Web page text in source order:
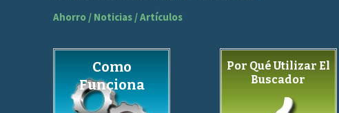
Ahorro / Noticias / Artículos
Como
Funciona
Por Qué Utilizar El
Buscador